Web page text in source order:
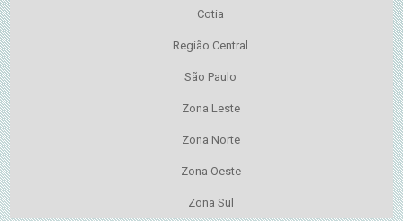
Cotia
Região Central
São Paulo
Zona Leste
Zona Norte
Zona Oeste
Zona Sul